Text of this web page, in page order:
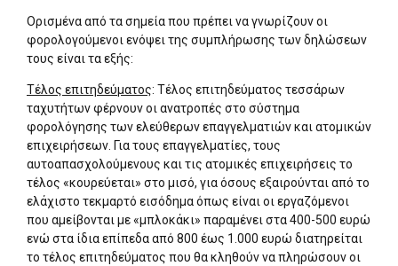
Ορισμένα από τα σημεία που πρέπει να γνωρίζουν οι
φορολογούμενοι ενόψει της συμπλήρωσης των δηλώσεων
τους είναι τα εξής:
Τέλος επιτηδεύματος: Τέλος επιτηδεύματος τεσσάρων
ταχυτήτων φέρνουν οι ανατροπές στο σύστημα
φορολόγησης των ελεύθερων επαγγελματιών και ατομικών
επιχειρήσεων. Για τους επαγγελματίες, τους
αυτοαπασχολούμενους και τις ατομικές επιχειρήσεις το
τέλος «κουρεύεται» στο μισό, για όσους εξαιρούνται από το
ελάχιστο τεκμαρτό εισόδημα όπως είναι οι εργαζόμενοι
που αμείβονται με «μπλοκάκι» παραμένει στα 400-500 ευρώ
ενώ στα ίδια επίπεδα από 800 έως 1.000 ευρώ διατηρείται
το τέλος επιτηδεύματος που θα κληθούν να πληρώσουν οι